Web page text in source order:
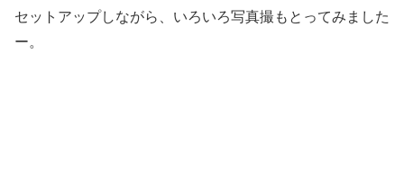
セットアップしながら、いろいろ写真撮もとってみました
ー。